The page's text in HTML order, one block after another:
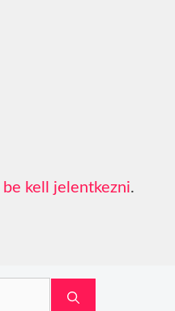
be kell jelentkezni.